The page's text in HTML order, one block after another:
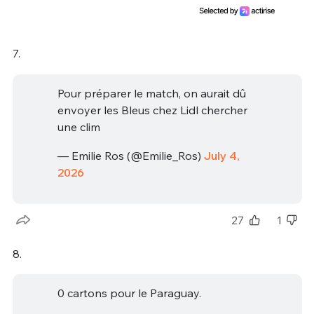
7.
Pour préparer le match, on aurait dû
envoyer les Bleus chez Lidl chercher
une clim
— Emilie Ros (@Emilie_Ros) July 4,
2026
27 1
8.
0 cartons pour le Paraguay.